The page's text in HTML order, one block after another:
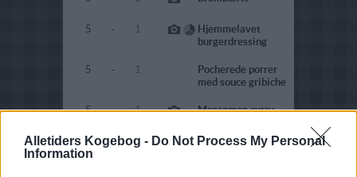
Alletiders Kogebog - Do Not Process My Personal
Information
5 - 1
Hjemmelavet
burgerdressing
5 - 1
Pocherede porrer
med souce gribiche
5 - 1 Massaman curry
5 - 1 Ramsløgsalt